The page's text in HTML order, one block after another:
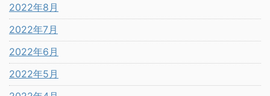
2022年8月
2022年7月
2022年6月
2022年5月